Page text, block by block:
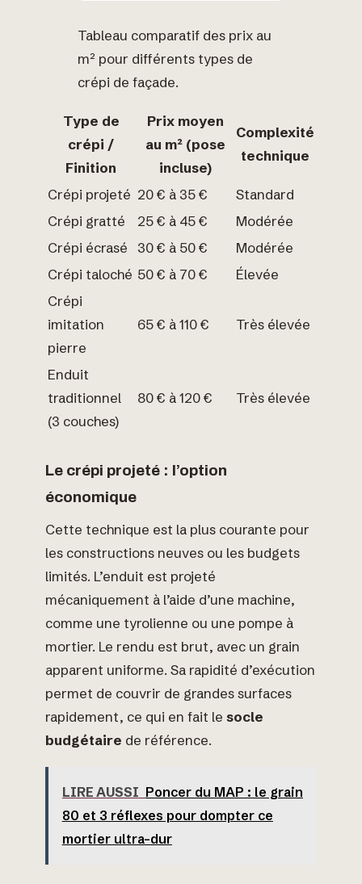
Tableau comparatif des prix au
m² pour différents types de
crépi de façade.
Type de
crépi /
Finition
Prix moyen
au m² (pose
incluse)
Complexité
technique
Crépi projeté 20 € à 35 €
Standard
Crépi gratté
25 € à 45 €
Modérée
Crépi écrasé
30 € à 50 €
Modérée
Crépi taloché 50 € à 70 €
Élevée
Crépi
imitation
pierre
65 € à 110 € Très élevée
Enduit
traditionnel
(3 couches)
80 € à 120 € Très élevée
Le crépi projeté : l’option
économique
Cette technique est la plus courante pour
les constructions neuves ou les budgets
limités. L’enduit est projeté
mécaniquement à l’aide d’une machine,
comme une tyrolienne ou une pompe à
mortier. Le rendu est brut, avec un grain
apparent uniforme. Sa rapidité d’exécution
permet de couvrir de grandes surfaces
rapidement, ce qui en fait le socle
budgétaire de référence.
LIRE AUSSI Poncer du MAP : le grain
80 et 3 réflexes pour dompter ce
mortier ultra-dur